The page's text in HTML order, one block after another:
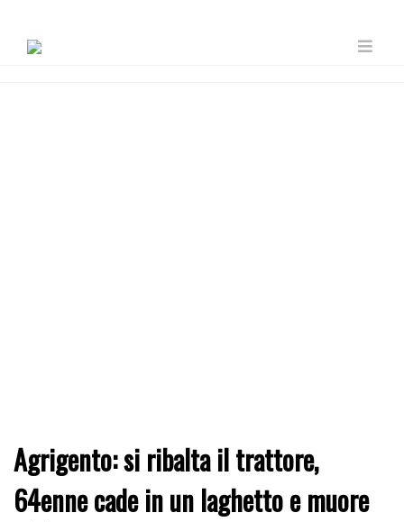
Agrigento: si ribalta il trattore,
64enne cade in un laghetto e muore